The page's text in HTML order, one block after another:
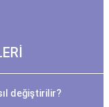
değiştirilir?